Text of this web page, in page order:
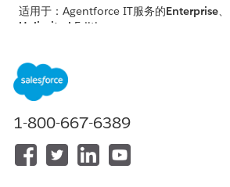
适用于：Agentforce IT服务的Enterprise、
Unlimited Edition。
从单个页面快速启用 IT 服务的 SLA 策略
步骤，为事件、问题和变更请求提供一
为 IT 服务的重大事件配置手动暂停
让您的 IT 团队控制服务交付时间表，以
恢复适用于事件、问题和变更的服务级别
1-800-667-6389